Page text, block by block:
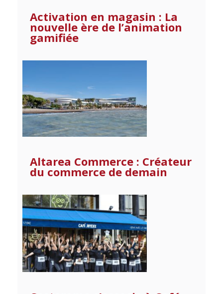
Activation en magasin : La
nouvelle ère de l’animation
gamifiée
Altarea Commerce : Créateur
du commerce de demain